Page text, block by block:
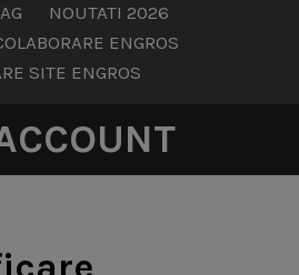
NOUTATI 2026
ENGROS
SITE ENGROS